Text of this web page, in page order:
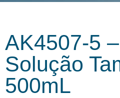
AK4507-5
Solução
500mL